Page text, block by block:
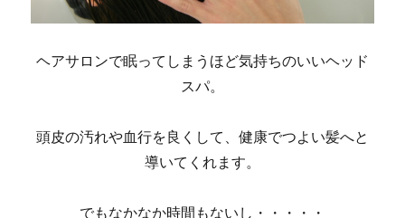
ヘアサロンで眠ってしまうほど気持ちのいいヘッド
スパ。
頭皮の汚れや血行を良くして、健康でつよい髪へと
導いてくれます。
でもなかなか時間もないし・・・・・